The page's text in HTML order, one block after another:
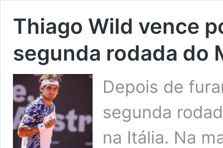
Thiago Wild vence
segunda rodada do
Depois de
segunda
na Itália. Na